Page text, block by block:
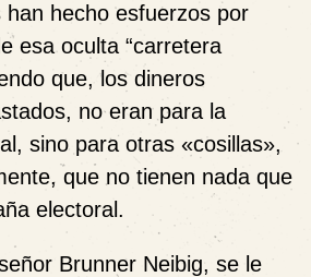
han hecho esfuerzos por
esa oculta “carretera
que, los dineros
no eran para la
sino para otras «cosillas»,
que no tienen nada que
electoral.
Brunner Neibig, se le